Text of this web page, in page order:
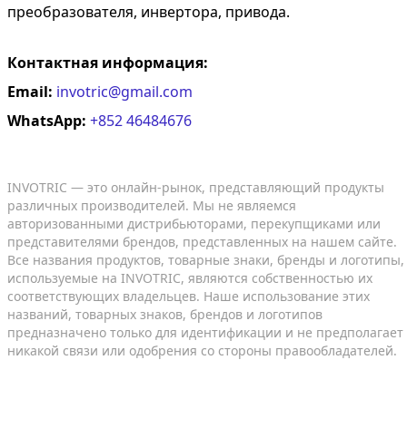
преобразователя, инвертора, привода.
Контактная информация:
Email: invotric@gmail.com
WhatsApp: +852 46484676
INVOTRIC — это онлайн-рынок, представляющий продукты
различных производителей. Мы не являемся
авторизованными дистрибьюторами, перекупщиками или
представителями брендов, представленных на нашем сайте.
Все названия продуктов, товарные знаки, бренды и логотипы,
используемые на INVOTRIC, являются собственностью их
соответствующих владельцев. Наше использование этих
названий, товарных знаков, брендов и логотипов
предназначено только для идентификации и не предполагает
никакой связи или одобрения со стороны правообладателей.